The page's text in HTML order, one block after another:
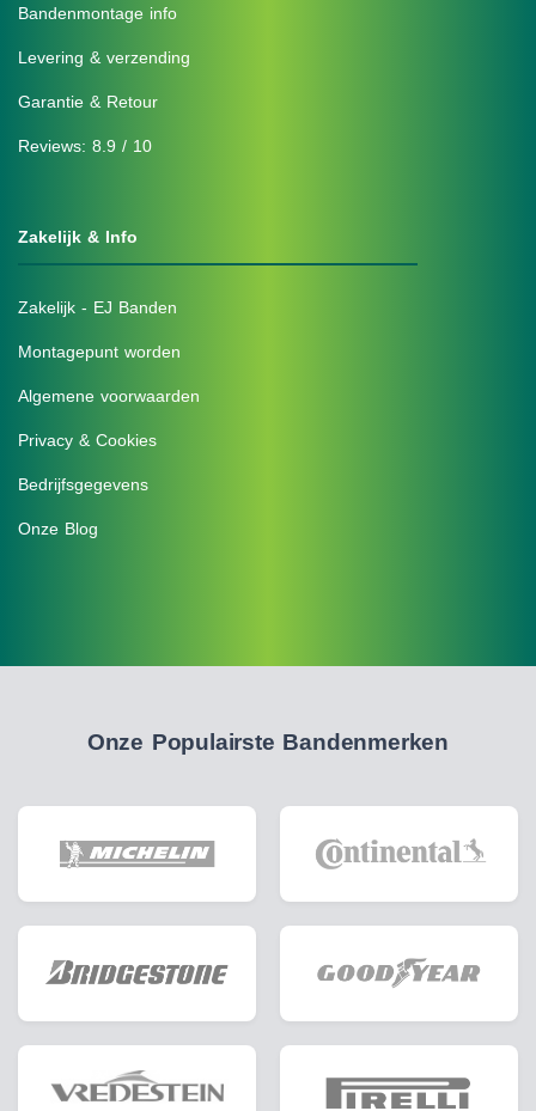
Bandenmontage info
Levering & verzending
Garantie & Retour
Reviews: 8.9 / 10
Zakelijk & Info
Zakelijk - EJ Banden
Montagepunt worden
Algemene voorwaarden
Privacy & Cookies
Bedrijfsgegevens
Onze Blog
Onze Populairste Bandenmerken